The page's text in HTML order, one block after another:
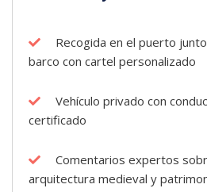
Recogida en el puerto
barco con cartel personalizado
Vehículo privado con
certificado
Comentarios expertos
arquitectura medieval y